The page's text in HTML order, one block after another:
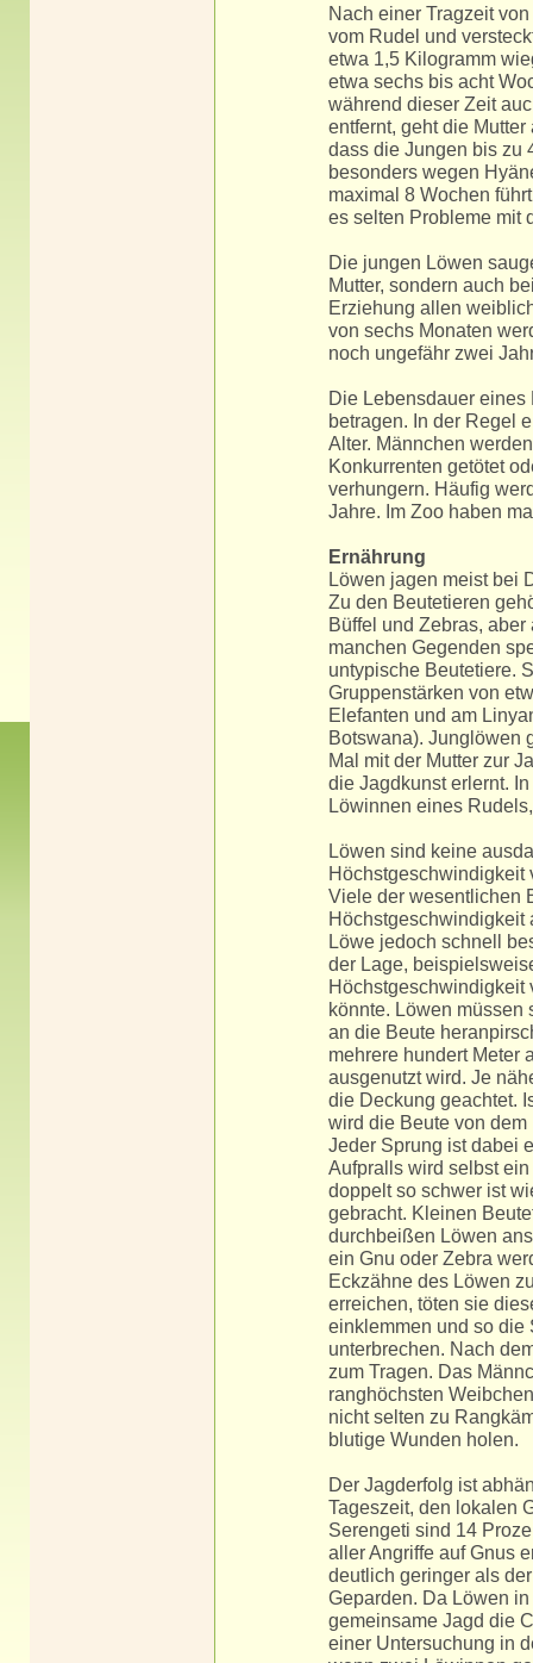
Nach einer Tragzeit
vom Rudel und
etwa 1,5 Kilogramm
etwa sechs bis acht
während dieser Zeit
entfernt, geht die
dass die Jungen bis zu
besonders wegen
maximal 8 Wochen
es selten Probleme mit
Die jungen Löwen
Mutter, sondern auch
Erziehung allen
von sechs Monaten
noch ungefähr zwei
Die Lebensdauer
betragen. In der Regel
Alter. Männchen
Konkurrenten getötet
verhungern. Häufig
Jahre. Im Zoo haben
Ernährung
Löwen jagen meist bei
Zu den Beutetieren
Büffel und Zebras,
manchen Gegenden
untypische Beutetiere.
Gruppenstärken von
Elefanten und am
Botswana). Junglöwen
Mal mit der Mutter zur
die Jagdkunst erlernt.
Löwinnen eines
Löwen sind keine
Höchstgeschwindigkeit
Viele der wesentlichen
Höchstgeschwindigkeit
Löwe jedoch schnell
der Lage,
Höchstgeschwindigkeit
könnte. Löwen müssen
an die Beute
mehrere hundert Meter
ausgenutzt wird. Je
die Deckung geachtet.
wird die Beute von
Jeder Sprung ist dabei
Aufpralls wird selbst
doppelt so schwer ist
gebracht. Kleinen
durchbeißen Löwen
ein Gnu oder Zebra
Eckzähne des Löwen
erreichen, töten sie
einklemmen und so die
unterbrechen. Nach
zum Tragen. Das
ranghöchsten
nicht selten zu
blutige Wunden holen.
Der Jagderfolg ist
Tageszeit, den lokalen
Serengeti sind 14
aller Angriffe auf Gnus
deutlich geringer als
Geparden. Da Löwen
gemeinsame Jagd die
einer Untersuchung in